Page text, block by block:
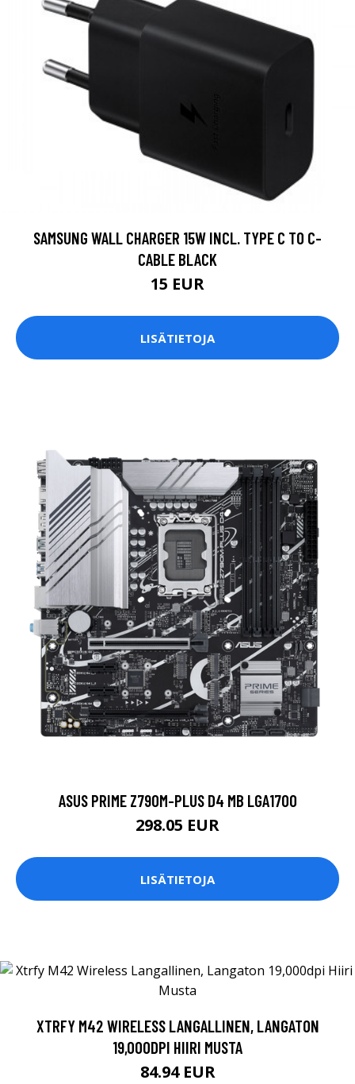
SAMSUNG WALL CHARGER 15W INCL. TYPE C TO C-
CABLE BLACK
15 EUR
LISÄTIETOJA
ASUS PRIME Z790M-PLUS D4 MB LGA1700
298.05 EUR
LISÄTIETOJA
XTRFY M42 WIRELESS LANGALLINEN, LANGATON
19,000DPI HIIRI MUSTA
84.94 EUR